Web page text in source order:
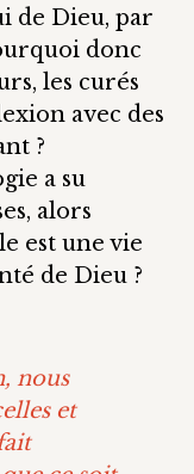
de Dieu, par
donc
les curés
avec des
?
a su
alors
est une vie
de Dieu ?
nous
et